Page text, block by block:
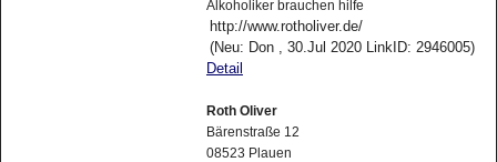
Alkoholiker brauchen hilfe
http://www.rotholiver.de/
(Neu: Don , 30.Jul 2020 LinkID: 2946005)
Detail
Roth Oliver
Bärenstraße 12
08523 Plauen